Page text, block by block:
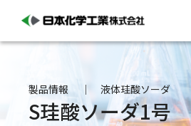
製品情報 液体珪酸ソーダ
S珪酸ソーダ1号